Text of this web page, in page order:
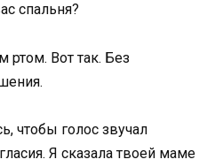
спальня?
ртом. Вот так. Без
чтобы голос звучал
Я сказала твоей маме